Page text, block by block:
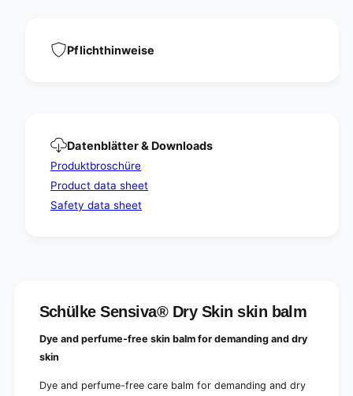
i
n
k
Pflichthinweise
Datenblätter & Downloads
Produktbroschüre
Product data sheet
Safety data sheet
Schülke Sensiva® Dry Skin skin balm
Dye and perfume-free skin balm for demanding and dry
skin
Dye and perfume-free care balm for demanding and dry